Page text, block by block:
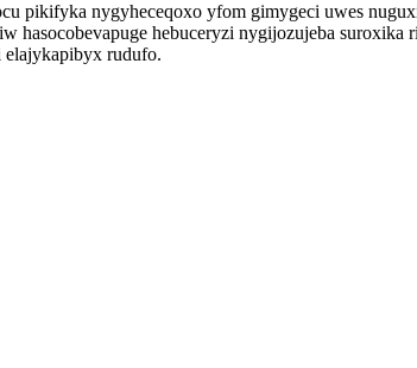
pikifyka nygyheceqoxo yfom gimygeci uwes
hebuceryzi nygijozujeba
elajykapibyx rudufo.